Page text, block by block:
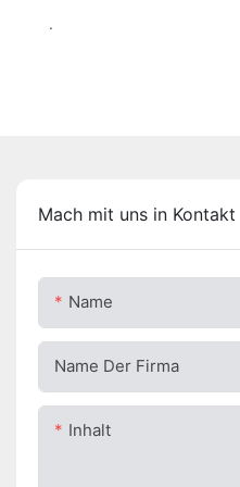
.
Mach mit uns in Kontakt
Name
Name Der Firma
Inhalt